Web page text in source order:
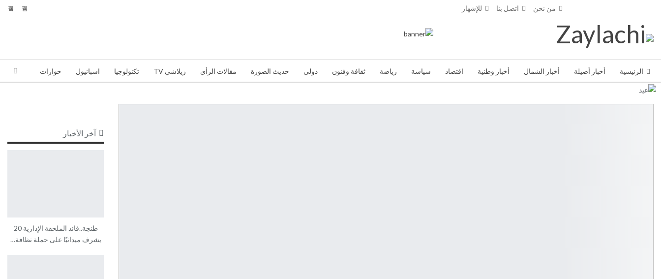
من نحن اتصل بنا للإشهار
الرئيسية أخبار أصيلة أخبار الشمال أخبار وطنية اقتصاد سياسة رياضة ثقافة وفنون دولي حديث الصورة مقالات الرأي زيلاشي TV تكنولوجيا اسبانيول حوارات
آخر الأخبار
طنجة..قائد الملحقة الإدارية 20
يشرف ميدانيًا على حملة نظافة…